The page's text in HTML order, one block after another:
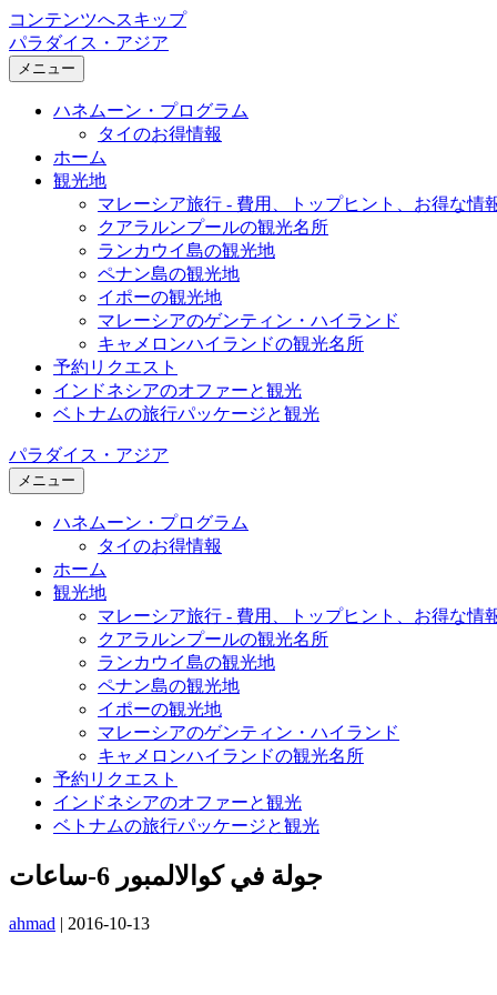
コンテンツへスキップ
パラダイス・アジア
メニュー
ハネムーン・プログラム
タイのお得情報
ホーム
観光地
マレーシア旅行 - 費用、トップヒント、お得な情
クアラルンプールの観光名所
ランカウイ島の観光地
ペナン島の観光地
イポーの観光地
マレーシアのゲンティン・ハイランド
キャメロンハイランドの観光名所
予約リクエスト
インドネシアのオファーと観光
ベトナムの旅行パッケージと観光
パラダイス・アジア
メニュー
ハネムーン・プログラム
タイのお得情報
ホーム
観光地
マレーシア旅行 - 費用、トップヒント、お得な情
クアラルンプールの観光名所
ランカウイ島の観光地
ペナン島の観光地
イポーの観光地
マレーシアのゲンティン・ハイランド
キャメロンハイランドの観光名所
予約リクエスト
インドネシアのオファーと観光
ベトナムの旅行パッケージと観光
جولة في كوالالمبور 6-ساعات
ahmad | 2016-10-13